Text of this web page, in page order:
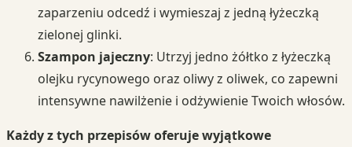
zaparzeniu odcedź i wymieszaj z jedną łyżeczką
zielonej glinki.
Szampon jajeczny: Utrzyj jedno żółtko z łyżeczką
olejku rycynowego oraz oliwy z oliwek, co zapewni
intensywne nawilżenie i odżywienie Twoich włosów.
Każdy z tych przepisów oferuje wyjątkowe